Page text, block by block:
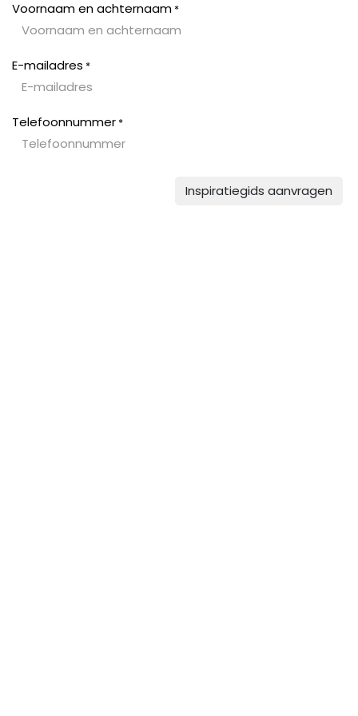
Zum Inhalt springen
Voornaam en achternaam *
E-mailadres *
Telefoonnummer *
Inspiratiegids aanvragen